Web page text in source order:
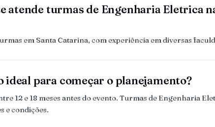
atende turmas de Engenharia Eletrica
em Santa Catarina, com experiência em diversas
ideal para começar o planejamento?
12 e 18 meses antes do evento. Turmas de Engenharia
e condições.